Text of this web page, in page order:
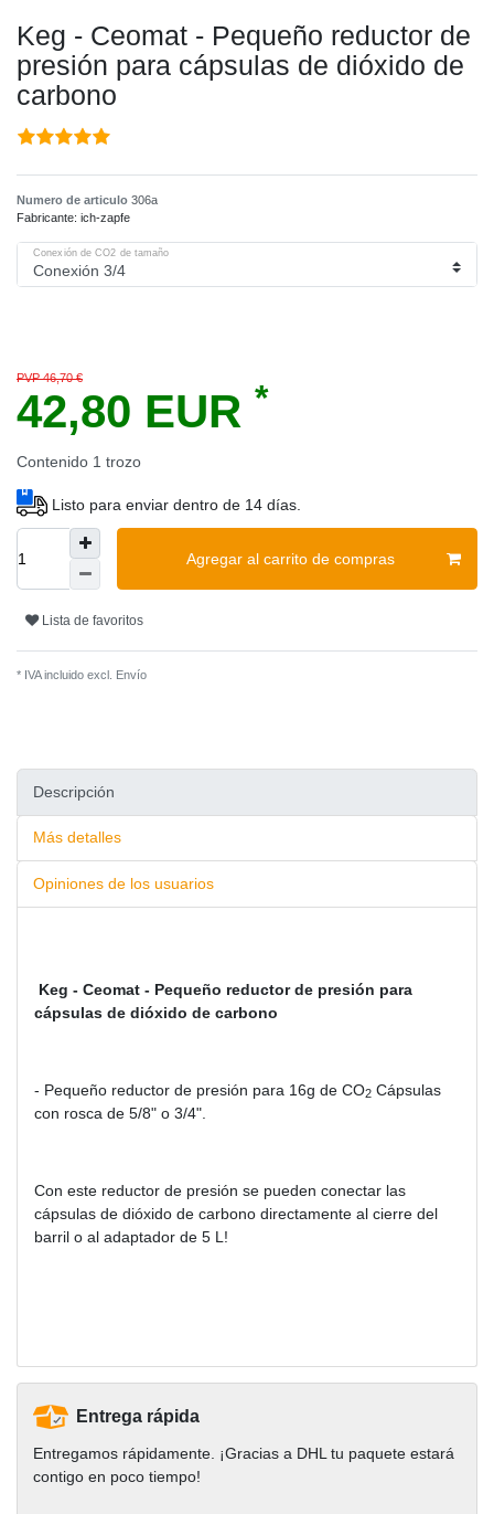
Keg - Ceomat - Pequeño reductor de
presión para cápsulas de dióxido de
carbono
Numero de articulo 306a
Fabricante: ich-zapfe
Conexión de CO2 de tamaño
PVP 46,70 €
42,80 EUR *
Contenido 1 trozo
Listo para enviar dentro de 14 días.
Agregar al carrito de compras
Lista de favoritos
* IVA incluido excl. Envío
Descripción
Más detalles
Opiniones de los usuarios
Keg - Ceomat - Pequeño reductor de presión para
cápsulas de dióxido de carbono
- Pequeño reductor de presión para 16g de CO2 Cápsulas
con rosca de 5/8" o 3/4".
Con este reductor de presión se pueden conectar las
cápsulas de dióxido de carbono directamente al cierre del
barril o al adaptador de 5 L!
Entrega rápida
Entregamos rápidamente. ¡Gracias a DHL tu paquete estará
contigo en poco tiempo!